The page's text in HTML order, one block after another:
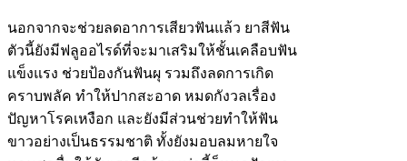
นอกจากจะช่วยลดอาการเสียวฟันแล้ว ยาสีฟัน
ตัวนี้ยังมีฟลูออไรด์ที่จะมาเสริมให้ชั้นเคลือบฟัน
แข็งแรง ช่วยป้องกันฟันผุ รวมถึงลดการเกิด
คราบพลัค ทำให้ปากสะอาด หมดกังวลเรื่อง
ปัญหาโรคเหงือก และยังมีส่วนช่วยทำให้ฟัน
ขาวอย่างเป็นธรรมชาติ ทั้งยังมอบลมหายใจ